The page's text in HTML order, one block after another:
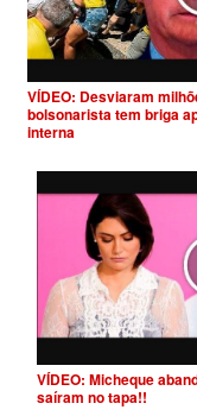
VÍDEO: Desviaram
bolsonarista tem briga
interna
VÍDEO: Micheque
saíram no tapa!!